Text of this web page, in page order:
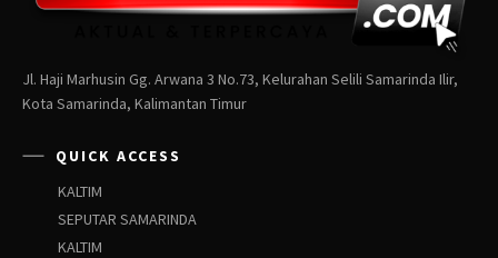
Jl. Haji Marhusin Gg. Arwana 3 No.73, Kelurahan Selili Samarinda Ilir,
Kota Samarinda, Kalimantan Timur
QUICK ACCESS
KALTIM
SEPUTAR SAMARINDA
KALTIM